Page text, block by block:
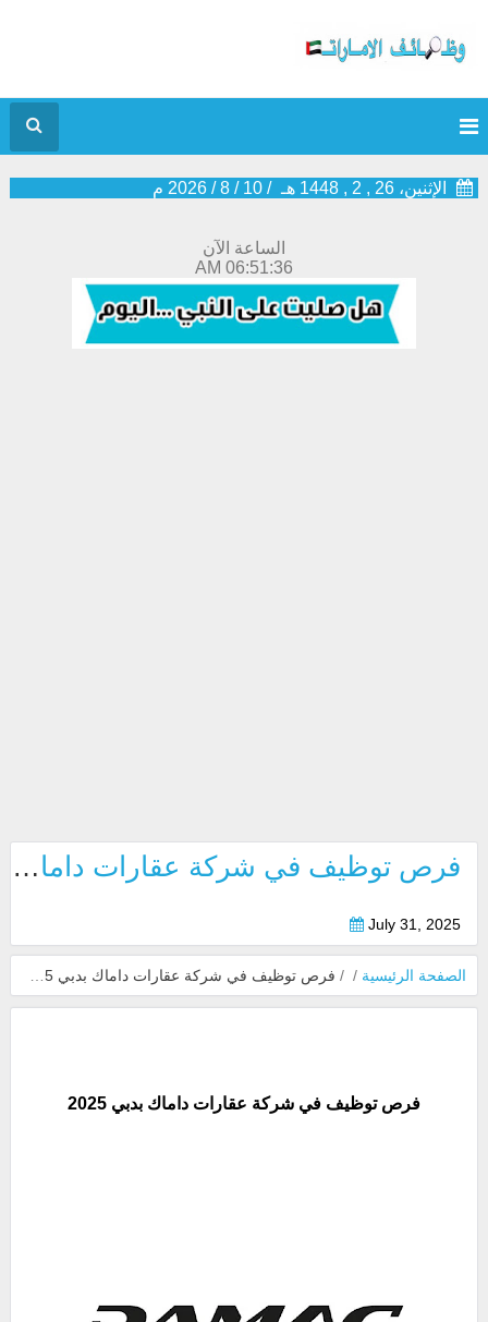
الإثنين، 26 , 2 , 1448 هـ /
10
/
8
/
2026 م
الساعة الآن
06:51:36 AM
فرص توظيف في شركة عقارات داماك بدبي 2025
July 31, 2025
الصفحة الرئيسية /
/ فرص توظيف في شركة عقارات داماك بدبي 2025
فرص توظيف في شركة عقارات داماك بدبي 2025